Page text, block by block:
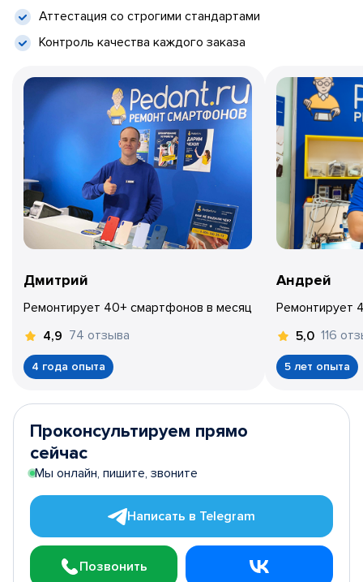
Аттестация со строгими стандартами
Контроль качества каждого заказа
Дмитрий
Ремонтирует 40+ смартфонов в месяц
4,9 74 отзыва
4 года опыта
Андрей
Ремонтирует
5,0 116
5 лет опыта
Проконсультируем прямо
сейчас
Мы онлайн, пишите, звоните
Написать в Telegram
Позвонить